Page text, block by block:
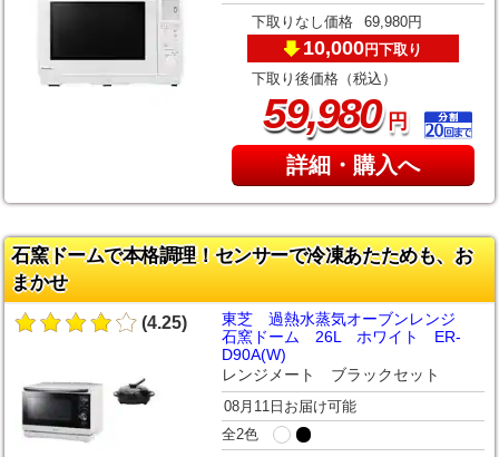
下取りなし価格 69,980円
10,000円下取り
下取り後価格（税込）
59,980円
詳細・購入へ
石窯ドームで本格調理！センサーで冷凍あたためも、お
まかせ
(4.25)
東芝 過熱水蒸気オーブンレンジ
石窯ドーム 26L ホワイト ER-
D90A(W)
レンジメート ブラックセット
08月11日お届け可能
全2色